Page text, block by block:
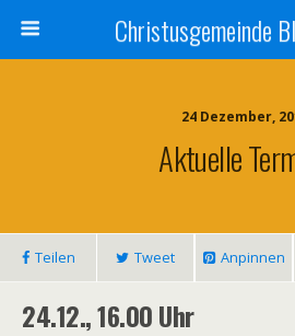
Christusgemeinde
24 Dezember,
Aktuelle
Teilen Tweet Anpinnen
24.12., 16.00 Uhr